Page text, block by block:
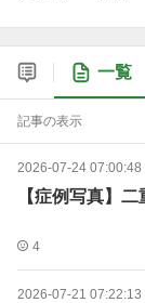
一覧
記事の表示
2026-07-24 07:00:48
【症例写真】
4
2026-07-21 07:22:13